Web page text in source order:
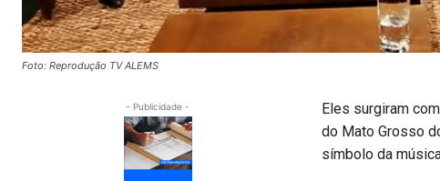
Foto: Reprodução TV ALEMS
- Publicidade -
Eles surgiram
do Mato Grosso
símbolo da